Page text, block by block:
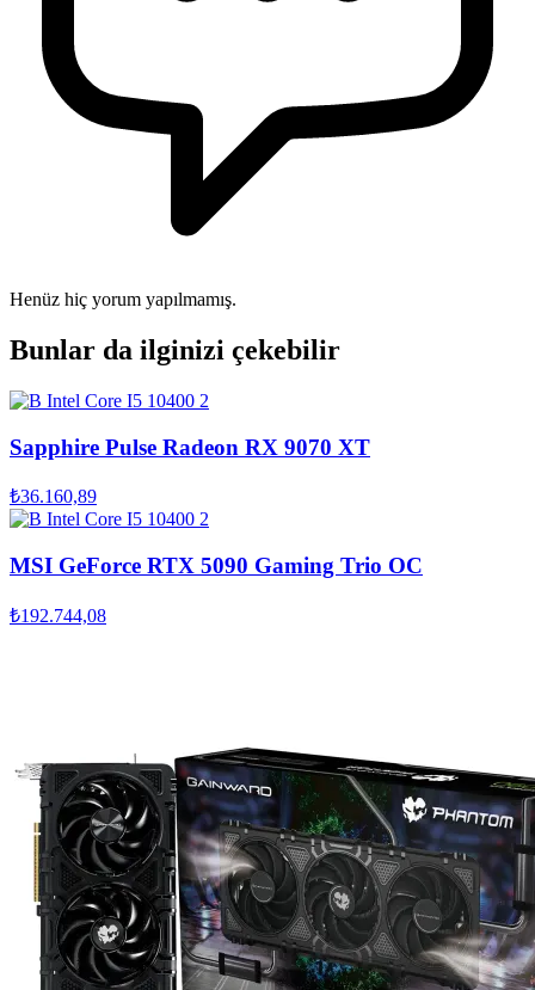
Henüz hiç yorum yapılmamış.
Bunlar da ilginizi çekebilir
Sapphire Pulse Radeon RX 9070 XT
₺36.160,89
MSI GeForce RTX 5090 Gaming Trio OC
₺192.744,08